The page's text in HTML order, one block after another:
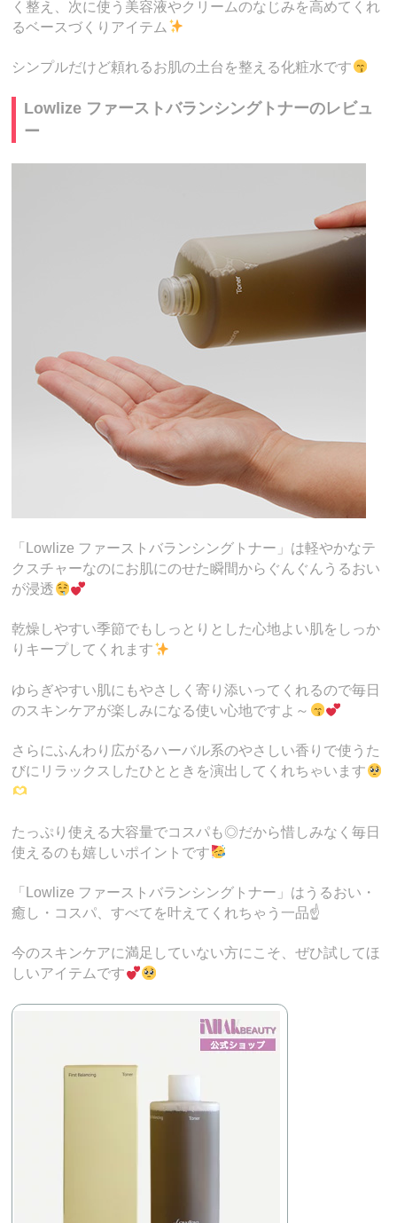
く整え、次に使う美容液やクリームのなじみを高めてくれ
るベースづくりアイテム
シンプルだけど頼れるお肌の土台を整える化粧水です
Lowlize ファーストバランシングトナーのレビュ
ー
「Lowlize ファーストバランシングトナー」は軽やかなテ
クスチャーなのにお肌にのせた瞬間からぐんぐんうるおい
が浸透
乾燥しやすい季節でもしっとりとした心地よい肌をしっか
りキープしてくれます
ゆらぎやすい肌にもやさしく寄り添いってくれるので毎日
のスキンケアが楽しみになる使い心地ですよ～
さらにふんわり広がるハーバル系のやさしい香りで使うた
びにリラックスしたひとときを演出してくれちゃいます
たっぷり使える大容量でコスパも◎だから惜しみなく毎日
使えるのも嬉しいポイントです
「Lowlize ファーストバランシングトナー」はうるおい・
癒し・コスパ、すべてを叶えてくれちゃう一品☝️
今のスキンケアに満足していない方にこそ、ぜひ試してほ
しいアイテムです